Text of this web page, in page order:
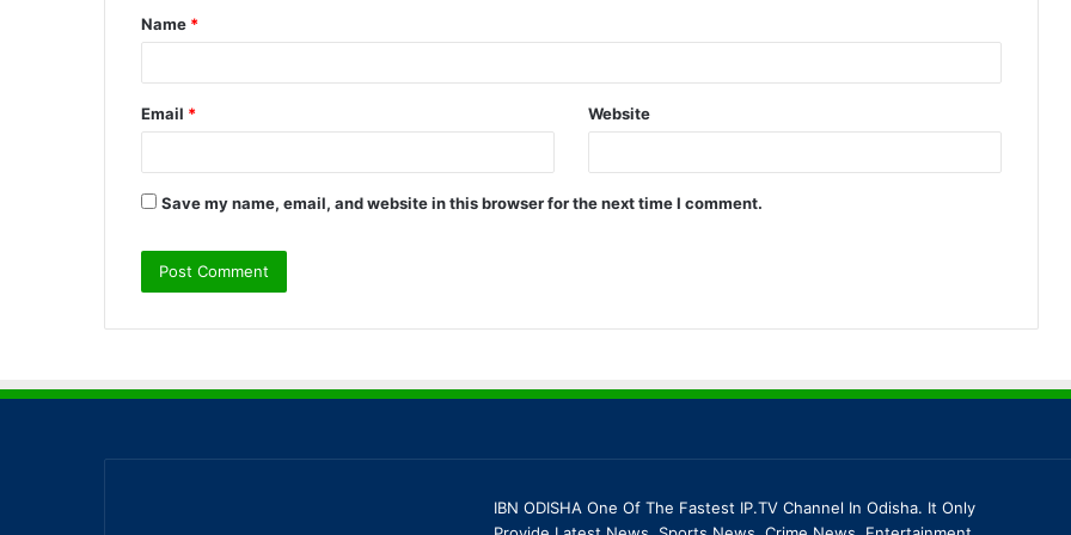
*
Name *
Email * Website
Save my name, email, and website in this browser for the next time I comment.
IBN ODISHA One Of The Fastest IP.TV Channel In Odisha. It Only